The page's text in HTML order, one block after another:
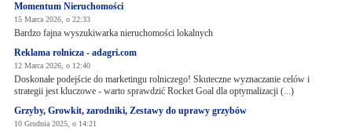
Momentum Nieruchomości
15 Marca 2026, o 22:33
Bardzo fajna wyszukiwarka nieruchomości lokalnych
Reklama rolnicza - adagri.com
12 Marca 2026, o 12:40
Doskonałe podejście do marketingu rolniczego! Skuteczne wyznaczanie celów i
strategii jest kluczowe - warto sprawdzić Rocket Goal dla optymalizacji (...)
Grzyby, Growkit, zarodniki, Zestawy do uprawy grzybów
10 Grudnia 2025, o 14:21